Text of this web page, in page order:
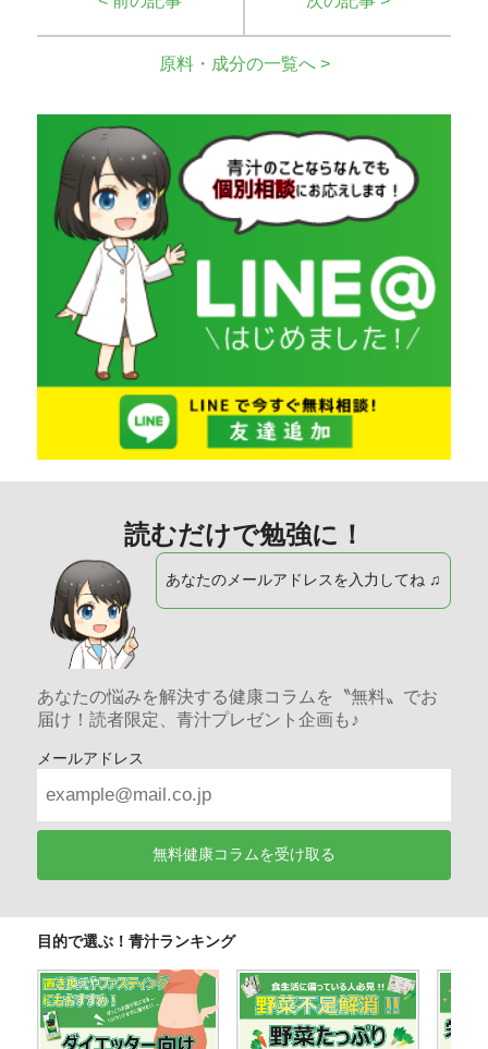
原料・成分の一覧へ >
読むだけで勉強に！
あなたのメールアドレスを入力してね ♫
あなたの悩みを解決する健康コラムを〝無料〟でお
届け！読者限定、青汁プレゼント企画も♪
メールアドレス
無料健康コラムを受け取る
目的で選ぶ！青汁ランキング